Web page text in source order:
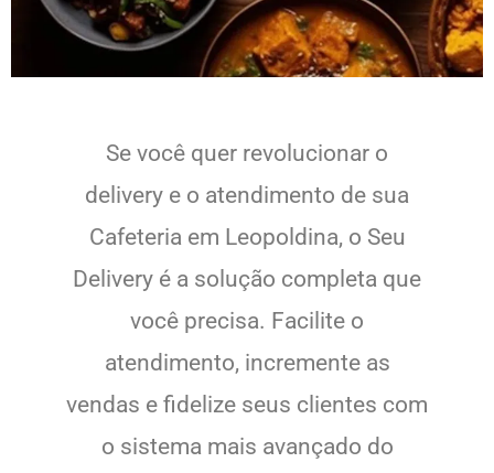
Se você quer revolucionar o
delivery e o atendimento de sua
Cafeteria em Leopoldina, o Seu
Delivery é a solução completa que
você precisa. Facilite o
atendimento, incremente as
vendas e fidelize seus clientes com
o sistema mais avançado do